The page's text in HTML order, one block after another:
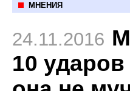
МНЕНИЯ
24.11.2016
10